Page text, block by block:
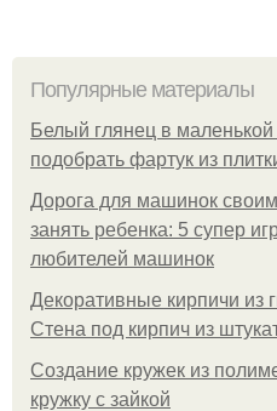
Популярные материалы
Белый глянец в маленькой
подобрать фартук из
Дорога для машинок
занять ребенка: 5 супер
любителей машинок
Декоративные кирпичи из
Стена под кирпич из
Создание кружек из
кружку с зайкой